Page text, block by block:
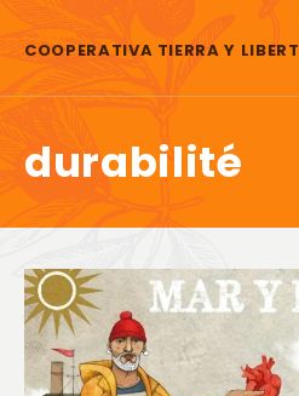
COOPERATIVA TIERRA Y
durabilité